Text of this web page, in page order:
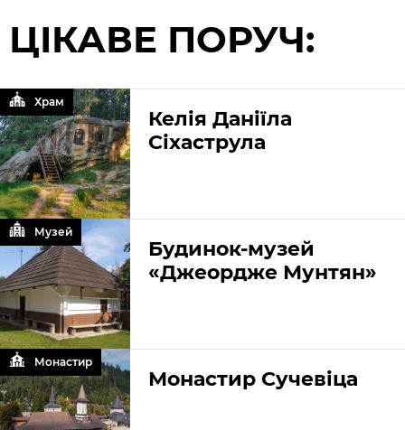
ЦІКАВЕ ПОРУЧ:
Келія Даніїла
Сіхаструла
Храм
Будинок-музей
«Джеордже Мунтян»
Музей
Монастир Сучевіца
Монастир